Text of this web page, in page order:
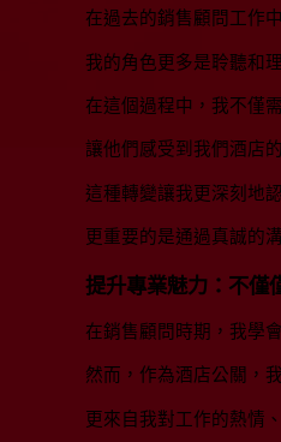
在過去的銷售顧問工作
我的角色更多是聆聽和
在這個過程中，我不僅
讓他們感受到我們酒店
這種轉變讓我更深刻地
更重要的是通過真誠的
提升專業魅力：不僅
在銷售顧問時期，我學
然而，作為酒店公關，
更來自我對工作的熱情